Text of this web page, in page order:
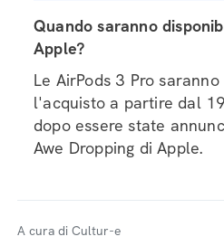
Quando saranno
Apple?
Le AirPods 3 Pro
l'acquisto a partire dal
dopo essere state
Awe Dropping di Apple.
A cura di Cultur-e